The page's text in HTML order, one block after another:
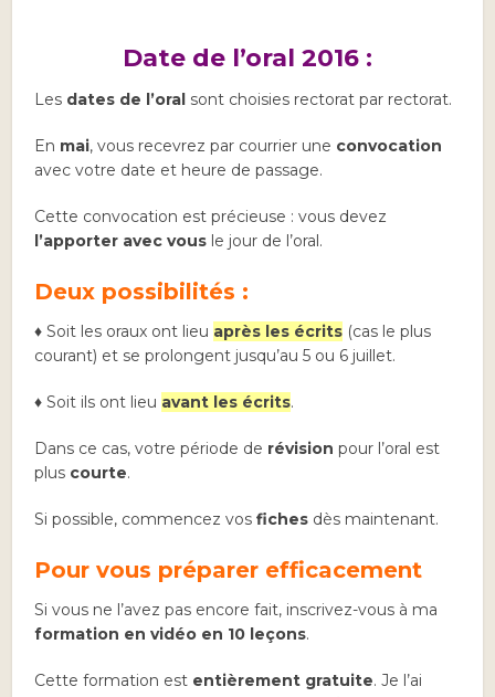
Date de l’oral 2016 :
Les dates de l’oral sont choisies rectorat par rectorat.
En mai, vous recevrez par courrier une convocation
avec votre date et heure de passage.
Cette convocation est précieuse : vous devez
l’apporter avec vous le jour de l’oral.
Deux possibilités :
♦ Soit les oraux ont lieu après les écrits (cas le plus
courant) et se prolongent jusqu’au 5 ou 6 juillet.
♦ Soit ils ont lieu avant les écrits.
Dans ce cas, votre période de révision pour l’oral est
plus courte.
Si possible, commencez vosfiches dès maintenant.
Pour vous préparer efficacement
Si vous ne l’avez pas encore fait, inscrivez-vous à ma
formation en vidéo en 10 leçons.
Cette formation est entièrement gratuite. Je l’ai